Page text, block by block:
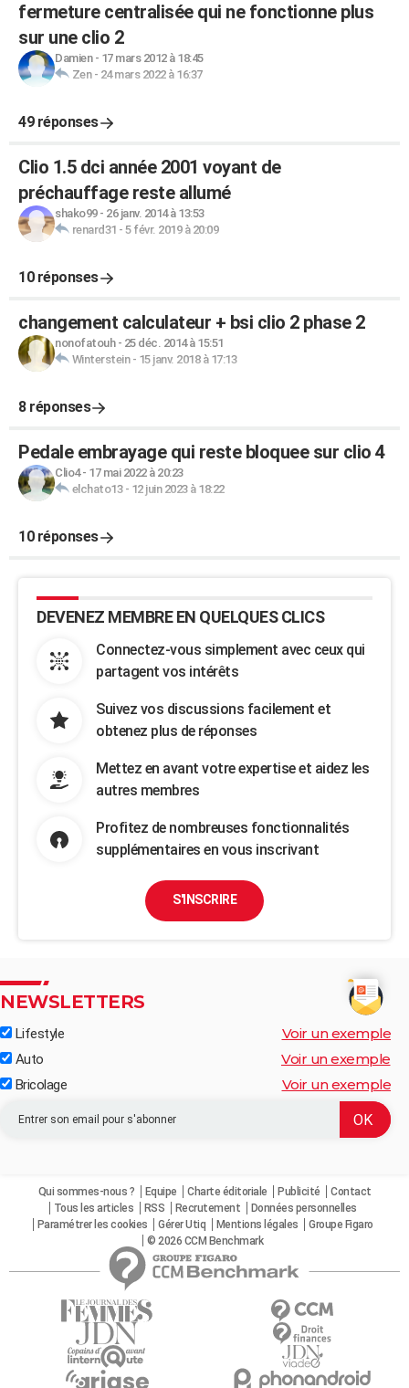
fermeture centralisée qui ne fonctionne plus
sur une clio 2
Damien- 17 mars 2012 à 18:45
Zen- 24 mars 2022 à 16:37
49 réponses
Clio 1.5 dci année 2001 voyant de
préchauffage reste allumé
shako99- 26 janv. 2014 à 13:53
renard31 - 5 févr. 2019 à 20:09
10 réponses
changement calculateur + bsi clio 2 phase 2
nonofatouh- 25 déc. 2014 à 15:51
Winterstein- 15 janv. 2018 à 17:13
8 réponses
Pedale embrayage qui reste bloquee sur clio 4
Clio4- 17 mai 2022 à 20:23
elchato13- 12 juin 2023 à 18:22
10 réponses
DEVENEZ MEMBRE EN QUELQUES CLICS
Connectez-vous simplement avec ceux qui
partagent vos intérêts
Suivez vos discussions facilement et
obtenez plus de réponses
Mettez en avant votre expertise et aidez les
autres membres
Profitez de nombreuses fonctionnalités
supplémentaires en vous inscrivant
S'INSCRIRE
NEWSLETTERS
Lifestyle Voir un exemple
Auto Voir un exemple
Bricolage Voir un exemple
Qui sommes-nous ? Equipe Charte éditoriale Publicité
Contact
Tous les articles
RSS Recrutement
Données personnelles
Paramétrer les cookies
Gérer Utiq Mentions légales
Groupe Figaro
© 2026 CCM Benchmark